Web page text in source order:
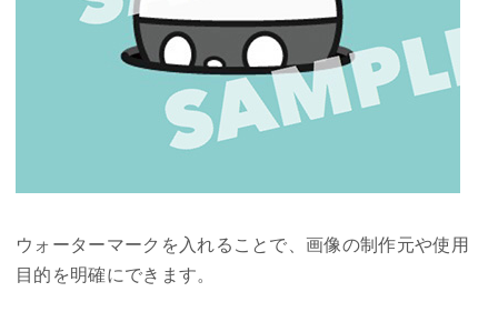
ウォーターマークを入れることで、画像の制作元や使用
目的を明確にできます。